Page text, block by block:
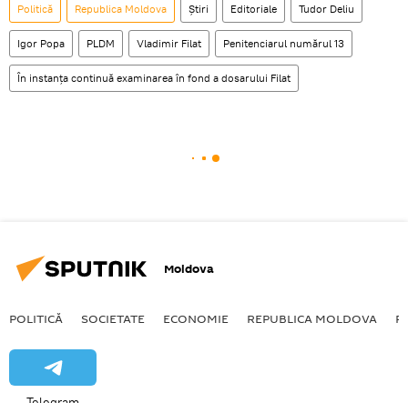
Politică Republica Moldova Știri Editoriale Tudor Deliu
Igor Popa PLDM Vladimir Filat Penitenciarul numărul 13
În instanţa continuă examinarea în fond a dosarului Filat
Moldova
POLITICĂ SOCIETATE ECONOMIE REPUBLICA MOLDOVA